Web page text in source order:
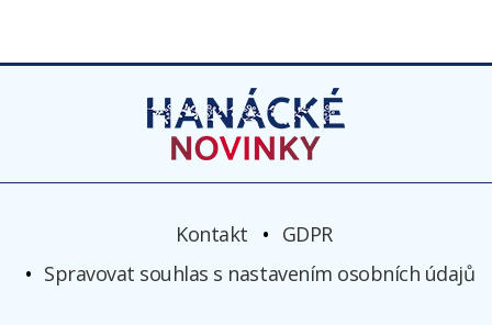
Kontakt
GDPR
Spravovat souhlas s nastavením osobních údajů